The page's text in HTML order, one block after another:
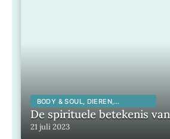
BODY & SOUL, DIEREN,
SPIRITUALITEIT,
De spirituele betekenis
21 juli 2023